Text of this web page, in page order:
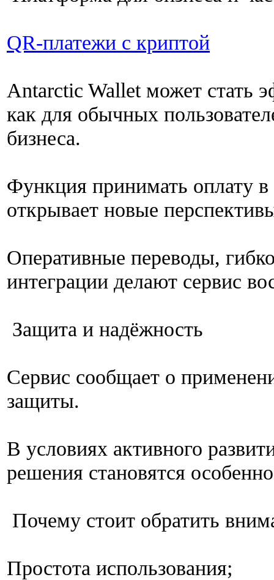
QR-платежи с криптой
Antarctic Wallet может стать
как для обычных
бизнеса.
Функция принимать оплату
открывает новые
Оперативные переводы,
интеграции делают сервис
Защита и надёжность
Сервис сообщает о
защиты.
В условиях активного
решения становятся
Почему стоит обратить
Простота использования;